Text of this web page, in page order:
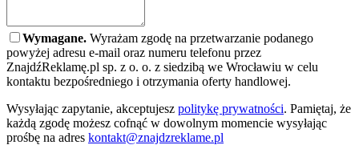
Wymagane. Wyrażam zgodę na przetwarzanie podanego
powyżej adresu e-mail oraz numeru telefonu przez
ZnajdźReklamę.pl sp. z o. o. z siedzibą we Wrocławiu w celu
kontaktu bezpośredniego i otrzymania oferty handlowej.
Wysyłając zapytanie, akceptujesz politykę prywatności. Pamiętaj, że
każdą zgodę możesz cofnąć w dowolnym momencie wysyłając
prośbę na adres kontakt@znajdzreklame.pl